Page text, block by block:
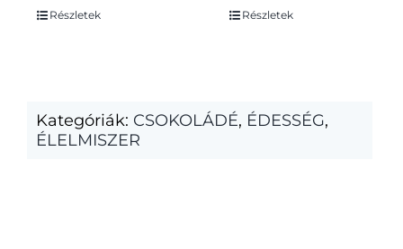
Részletek
Részletek
Kategóriák: CSOKOLÁDÉ, ÉDESSÉG,
ÉLELMISZER